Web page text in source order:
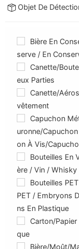
Objet De
Bière En
Serve / En
Canette/
Eux Parties
Canette/
Vêtement
Capuchon
Uronne/
On À Vis/
Bouteilles En
Ère / Vin / Whisky
Bouteilles
PET / Embryons
Ns En Plastique
Carton/
Que
Bière/Moût/